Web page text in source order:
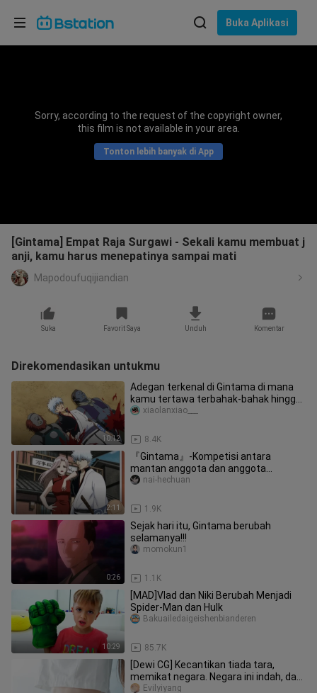
Buka Aplikasi
Sorry, according to the request of the copyright owner,
this film is not available in your area.
Tonton lebih banyak di App
[Gintama] Empat Raja Surgawi - Sekali kamu membuat j
anji, kamu harus menepatinya sampai mati
Mapodoufuqijiandian
Suka Favorit Saya Unduh Komentar
Direkomendasikan untukmu
10:12
Adegan terkenal di Gintama di mana
kamu tertawa terbahak-bahak hingga
menangis (53)
8.4K
xiaolanxiao___
2:11
『Gintama』-Kompetisi antara
mantan anggota dan anggota
Gintama saat ini
1.9K
nai-hechuan
0:26
Sejak hari itu, Gintama berubah
selamanya!!!
1.1K
momokun1
10:29
[MAD]Vlad dan Niki Berubah Menjadi
Spider-Man dan Hulk
85.7K
Bakuailedaigeishenbianderen
[Dewi CG] Kecantikan tiada tara,
memikat negara. Negara ini indah, dan
keindahannya seperti batu gio
Evilyiyang
Pilih bahasa
Bahasa Indonesia